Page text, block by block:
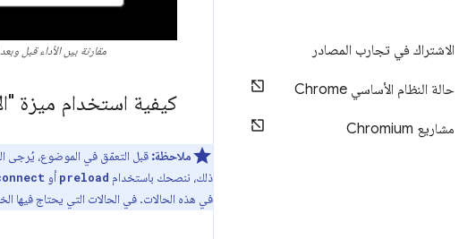
الاشتراك في تجارب المصادر
حالة النظام الأساسي Chrome
مشاريع Chromium
مقارنة بين الأداء قبل
كيفية استخدام ميزة
ملاحظة:
ذلك، ننصحك باستخدام preload أو
في هذه الحالات. في الحالات التي يحتاج فيها